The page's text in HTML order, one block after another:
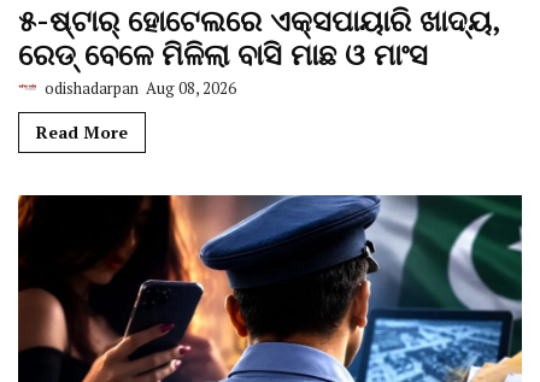
୫-ଷ୍ଟାର୍ ହୋଟେଲରେ ଏକ୍ସପାୟାରି ଖାଦ୍ୟ,
ରେଡ୍ ବେଳେ ମିଳିଲା ବାସି ମାଛ ଓ ମାଂସ
odishadarpan Aug 08, 2026
Read More